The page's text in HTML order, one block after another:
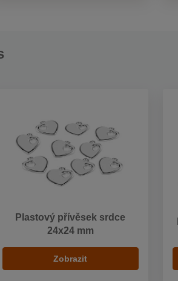
Plastový přívěsek srdce
24x24 mm
Zobrazit